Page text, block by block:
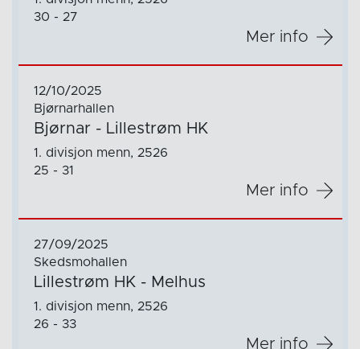
30 - 27
Mer info
12/10/2025
Bjørnarhallen
Bjørnar - Lillestrøm HK
1. divisjon menn, 2526
25 - 31
Mer info
27/09/2025
Skedsmohallen
Lillestrøm HK - Melhus
1. divisjon menn, 2526
26 - 33
Mer info